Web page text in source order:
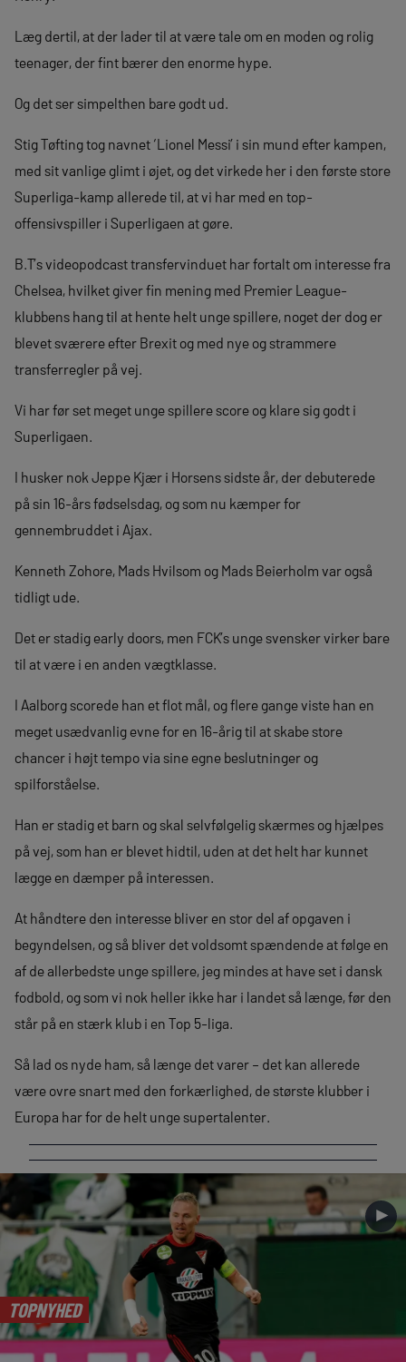
Læg dertil, at der lader til at være tale om en moden og rolig
teenager, der fint bærer den enorme hype.
Og det ser simpelthen bare godt ud.
Stig Tøfting tog navnet ‘Lionel Messi’ i sin mund efter kampen,
med sit vanlige glimt i øjet, og det virkede her i den første store
Superliga-kamp allerede til, at vi har med en top-
offensivspiller i Superligaen at gøre.
B.T’s videopodcast transfervinduet har fortalt om interesse fra
Chelsea, hvilket giver fin mening med Premier League-
klubbens hang til at hente helt unge spillere, noget der dog er
blevet sværere efter Brexit og med nye og strammere
transferregler på vej.
Vi har før set meget unge spillere score og klare sig godt i
Superligaen.
I husker nok Jeppe Kjær i Horsens sidste år, der debuterede
på sin 16-års fødselsdag, og som nu kæmper for
gennembruddet i Ajax.
Kenneth Zohore, Mads Hvilsom og Mads Beierholm var også
tidligt ude.
Det er stadig early doors, men FCK’s unge svensker virker bare
til at være i en anden vægtklasse.
I Aalborg scorede han et flot mål, og flere gange viste han en
meget usædvanlig evne for en 16-årig til at skabe store
chancer i højt tempo via sine egne beslutninger og
spilforståelse.
Han er stadig et barn og skal selvfølgelig skærmes og hjælpes
på vej, som han er blevet hidtil, uden at det helt har kunnet
lægge en dæmper på interessen.
At håndtere den interesse bliver en stor del af opgaven i
begyndelsen, og så bliver det voldsomt spændende at følge en
af de allerbedste unge spillere, jeg mindes at have set i dansk
fodbold, og som vi nok heller ikke har i landet så længe, før den
står på en stærk klub i en Top 5-liga.
Så lad os nyde ham, så længe det varer – det kan allerede
være ovre snart med den forkærlighed, de største klubber i
Europa har for de helt unge supertalenter.
TOPNYHED
►